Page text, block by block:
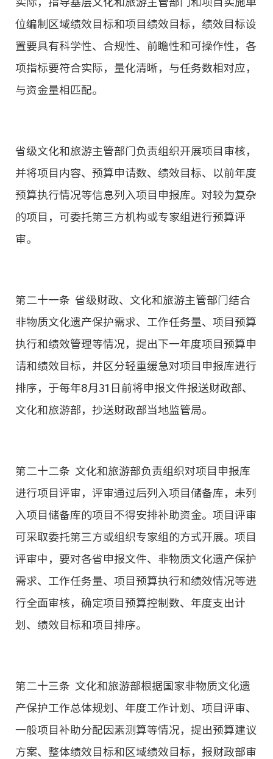
位编制区域绩效目标和项目绩效目标，绩效目标设
置要具有科学性、合规性、前瞻性和可操作性，各
项指标要符合实际，量化清晰，与任务数相对应，
与资金量相匹配。
省级文化和旅游主管部门负责组织开展项目审核，
并将项目内容、预算申请数、绩效目标、以前年度
预算执行情况等信息列入项目申报库。对较为复杂
的项目，可委托第三方机构或专家组进行预算评
审。
第二十一条 省级财政、文化和旅游主管部门结合
非物质文化遗产保护需求、工作任务量、项目预算
执行和绩效管理等情况，提出下一年度项目预算申
请和绩效目标，并区分轻重缓急对项目申报库进行
排序，于每年8月31日前将申报文件报送财政部、
文化和旅游部，抄送财政部当地监管局。
第二十二条 文化和旅游部负责组织对项目申报库
进行项目评审，评审通过后列入项目储备库，未列
入项目储备库的项目不得安排补助资金。项目评审
可采取委托第三方或组织专家组的方式开展。项目
评审中，要对各省申报文件、非物质文化遗产保护
需求、工作任务量、项目预算执行和绩效情况等进
行全面审核，确定项目预算控制数、年度支出计
划、绩效目标和项目排序。
第二十三条 文化和旅游部根据国家非物质文化遗
产保护工作总体规划、年度工作计划、项目评审、
一般项目补助分配因素测算等情况，提出预算建议
方案、整体绩效目标和区域绩效目标，报财政部审